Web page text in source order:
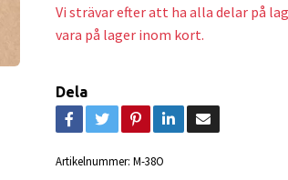
Vi strävar efter att ha alla delar på
vara på lager inom kort.
Dela
Artikelnummer: M-38O